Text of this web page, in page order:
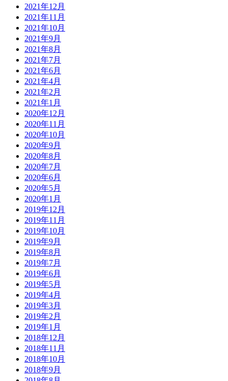
2021年12月
2021年11月
2021年10月
2021年9月
2021年8月
2021年7月
2021年6月
2021年4月
2021年2月
2021年1月
2020年12月
2020年11月
2020年10月
2020年9月
2020年8月
2020年7月
2020年6月
2020年5月
2020年1月
2019年12月
2019年11月
2019年10月
2019年9月
2019年8月
2019年7月
2019年6月
2019年5月
2019年4月
2019年3月
2019年2月
2019年1月
2018年12月
2018年11月
2018年10月
2018年9月